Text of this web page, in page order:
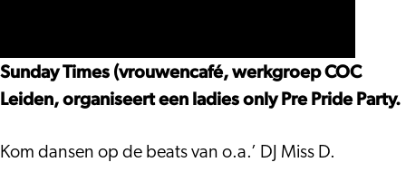
only)
Party
(ladies
Pride
Party
only)
Pre
Pride
(ladies
Sunday Times (vrouwencafé, werkgroep COC
Leiden, organiseert een ladies only Pre Pride Party.
Kom dansen op de beats van o.a.’ DJ Miss D.